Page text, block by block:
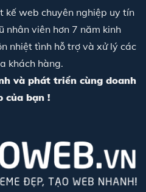
kế web chuyên nghiệp uy tín
nhân viên hơn 7 năm kinh
nhiệt tình hỗ trợ và xử lý các
khách hàng.
và phát triển cùng doanh
của bạn !